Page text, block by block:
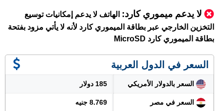
لا يدعم ميموري كارد: الهاتف لا يدعم إمكانيات توسيع
التخزين الخارجي عبر بطاقة الميموري كارد لأنه لا يأتي مزود بفتحة
بطاقة الميموري كارد MicroSD
السعر في الدول العربية
السعر بالدولار الأمريكي 185 دولار
السعر في مصر 8.769 جنيه